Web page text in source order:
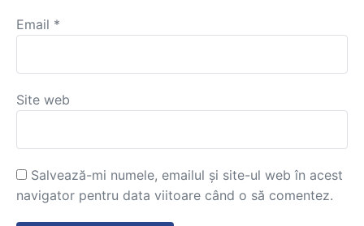
Email *
Site web
Salvează-mi numele, emailul și site-ul web în acest
navigator pentru data viitoare când o să comentez.